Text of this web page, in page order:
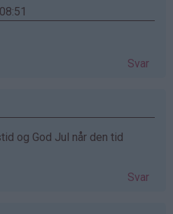
Svar
og God Jul når den tid
Svar